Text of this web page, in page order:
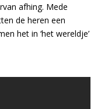
afhing. Mede
de heren een
het in ‘het wereldje’